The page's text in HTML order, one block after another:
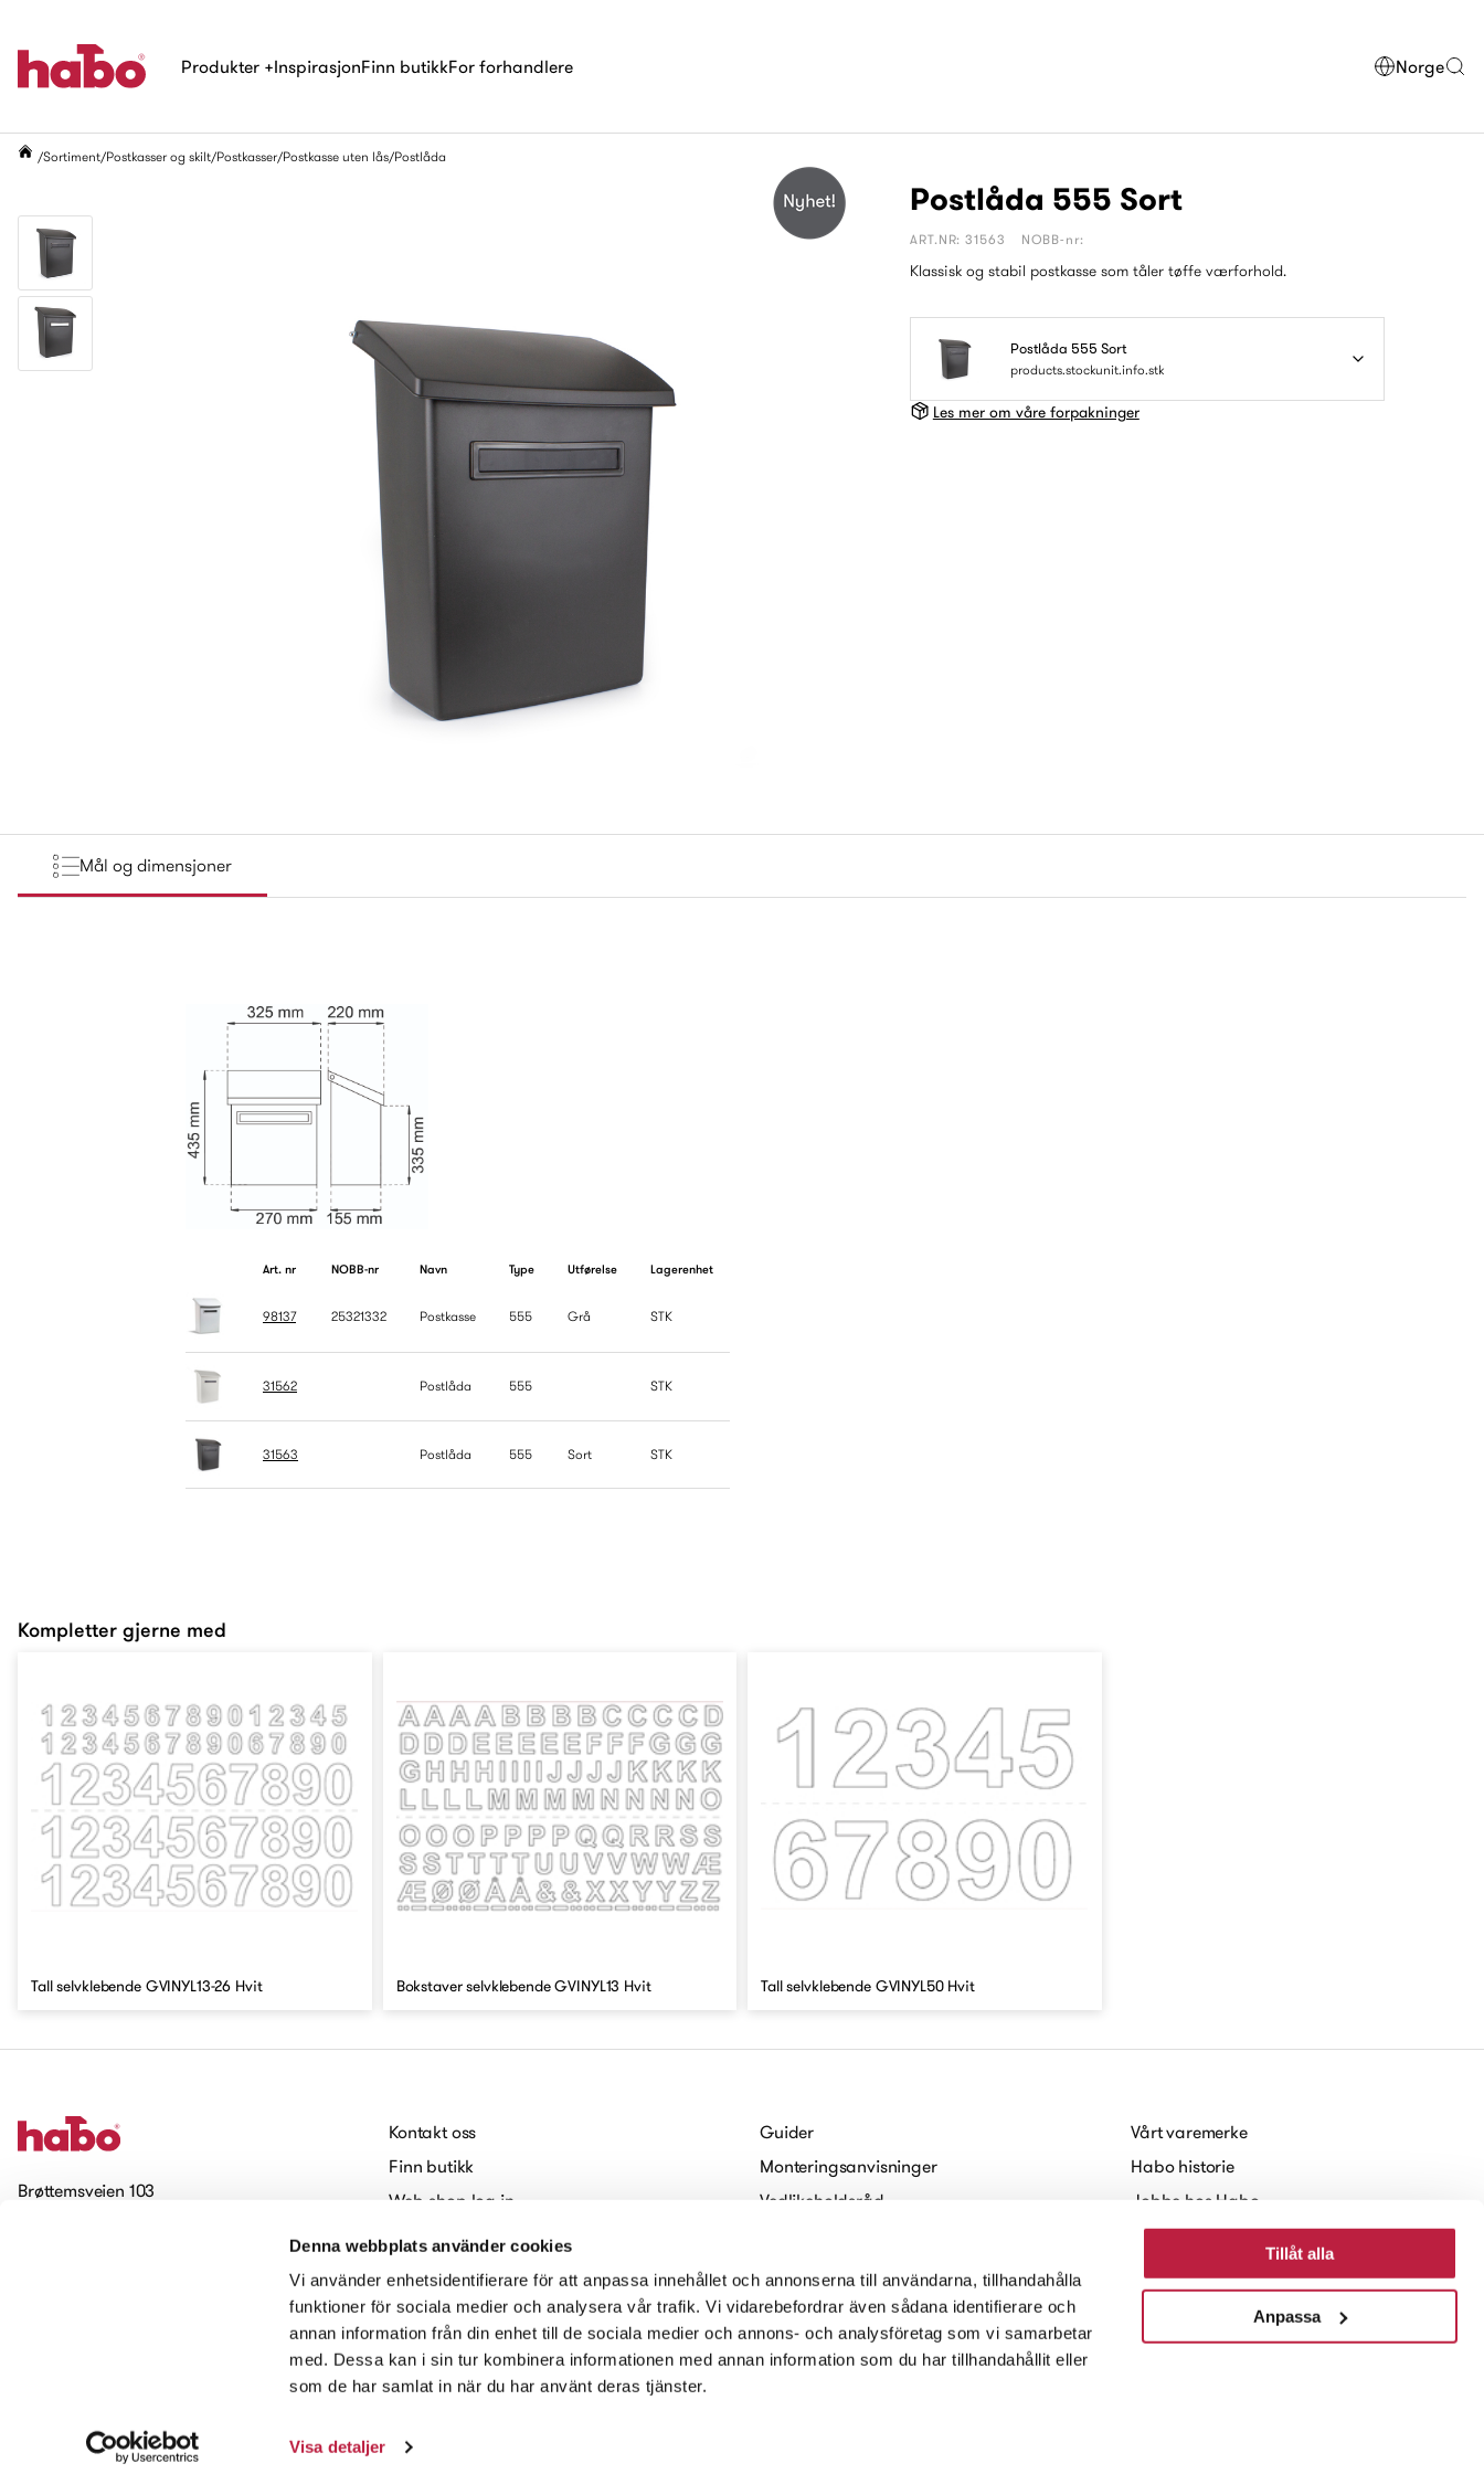
Denna webbplats använder cookies
Vi använder enhetsidentifierare för att anpassa innehållet och annonserna till användarna, tillhandahålla
funktioner för sociala medier och analysera vår trafik. Vi vidarebefordrar även sådana identifierare och
annan information från din enhet till de sociala medier och annons- och analysföretag som vi samarbetar
med. Dessa kan i sin tur kombinera informationen med annan information som du har tillhandahållit eller
som de har samlat in när du har använt deras tjänster.
Visa detaljer
Tillåt alla
Anpassa
Produkter +InspirasjonFinn butikkFor forhandlere Norge
Sortiment Postkasser og skilt Postkasser Postkasse uten lås Postlåda
Postlåda 555 Sort
ART.NR: 31563 NOBB-nr:
Klassisk og stabil postkasse som tåler tøffe værforhold.
Postlåda 555 Sort
products.stockunit.info.stk
Les mer om våre forpakninger
Mål og dimensjoner
Art. nr NOBB-nr Navn Type Utførelse Lagerenhet
98137 25321332 Postkasse 555 Grå STK
31562 Postlåda 555 STK
31563 Postlåda 555 Sort STK
Kompletter gjerne med
Tall selvklebende GVINYL13-26 Hvit Bokstaver selvklebende GVINYL13 Hvit Tall selvklebende GVINYL50 Hvit
Brøttemsveien 103
Kontakt oss
Finn butikk
Web-shop log in
Jobbe hos Habo
Cookies
Tilgjengelighetserklæring
Guider
Monteringsanvisninger
Vedlikeholdsråd
Digitale brosjyrer
Vårt varemerke
Habo historie
Jobbe hos Habo
Baerekraft